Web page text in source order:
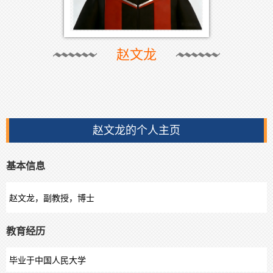
赵文龙
赵文龙的个人主页
基本信息
赵文龙，副教授，博士
教育经历
毕业于中国人民大学